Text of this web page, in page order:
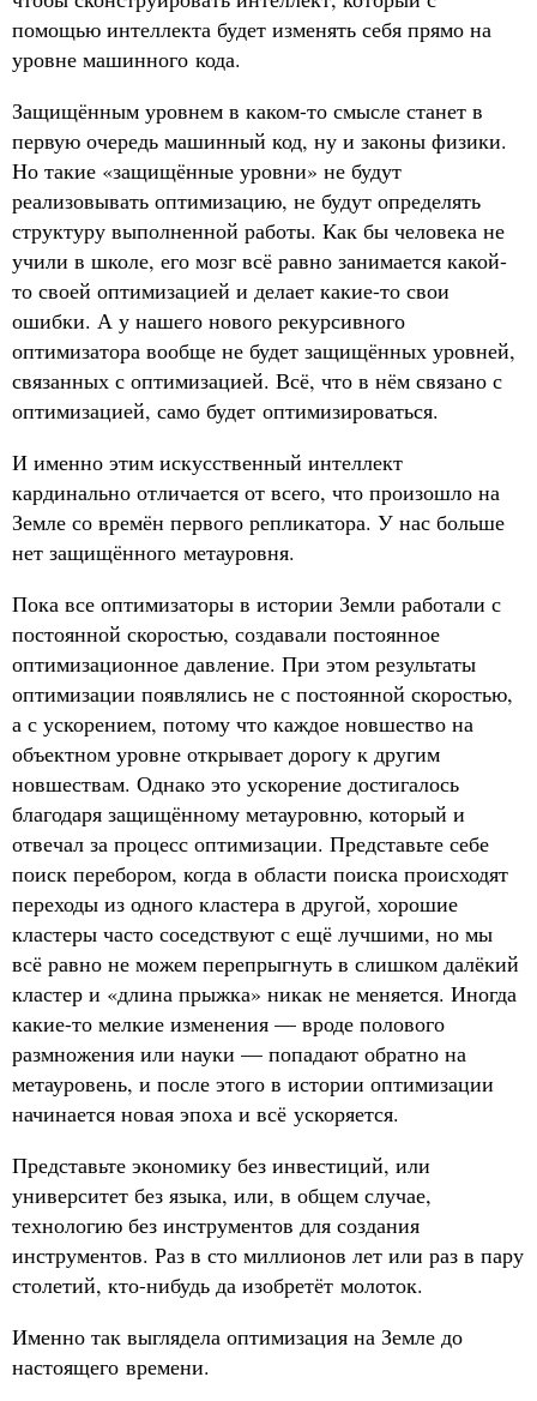
помощью интеллекта будет изменять себя прямо на
уровне машинного кода.
Защищённым уровнем в каком-то смысле станет в
первую очередь машинный код, ну и законы физики.
Но такие «защищённые уровни» не будут
реализовывать оптимизацию, не будут определять
структуру выполненной работы. Как бы человека не
учили в школе, его мозг всё равно занимается какой-
то своей оптимизацией и делает какие-то свои
ошибки. А у нашего нового рекурсивного
оптимизатора вообще не будет защищённых уровней,
связанных с оптимизацией. Всё, что в нём связано с
оптимизацией, само будет оптимизироваться.
И именно этим искусственный интеллект
кардинально отличается от всего, что произошло на
Земле со времён первого репликатора. У нас больше
нет защищённого метауровня.
Пока все оптимизаторы в истории Земли работали с
постоянной скоростью, создавали постоянное
оптимизационное давление. При этом результаты
оптимизации появлялись не с постоянной скоростью,
а с ускорением, потому что каждое новшество на
объектном уровне открывает дорогу к другим
новшествам. Однако это ускорение достигалось
благодаря защищённому метауровню, который и
отвечал за процесс оптимизации. Представьте себе
поиск перебором, когда в области поиска происходят
переходы из одного кластера в другой, хорошие
кластеры часто соседствуют с ещё лучшими, но мы
всё равно не можем перепрыгнуть в слишком далёкий
кластер и «длина прыжка» никак не меняется. Иногда
какие-то мелкие изменения — вроде полового
размножения или науки — попадают обратно на
метауровень, и после этого в истории оптимизации
начинается новая эпоха и всё ускоряется.
Представьте экономику без инвестиций, или
университет без языка, или, в общем случае,
технологию без инструментов для создания
инструментов. Раз в сто миллионов лет или раз в пару
столетий, кто-нибудь да изобретёт молоток.
Именно так выглядела оптимизация на Земле до
настоящего времени.